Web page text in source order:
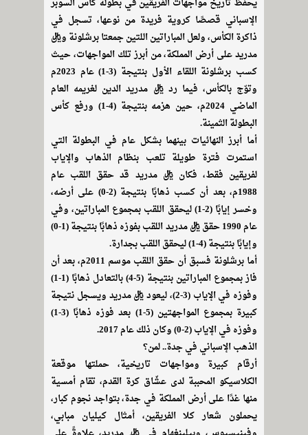
الإسباني قصصًا كروية فريدة من نوعها، تسجل في
ذاكرة الكأس، ولعل المباراتين اللتين جمعتا برشلونة وريال
مدريد على أرض المملكة، من أبرز تلك المواجهات، حيث
كسب برشلونة اللقاء الأول بنتيجة (3-1) عام 2023م
وتوّج بالكأس، فيما رد ريال مدريد الدين لغريمه العام
الماضي 2024م، حين هزمه بنتيجة (4-1) ورفع كأس
البطولة الثمينة.
أما أبرز النهائيات بينهما بشكل عام في البطولة التي
استمرت فترة طويلة تلعب بنظام الذهاب والإياب
لفريقين فقط، فكان ريال مدريد قد حقق اللقب عام
1988م، بعد أن كسب ذهابًا بنتيجة (2-0) على أرضه،
وخسر إيابًا (2-1) ليحقق اللقب بمجموع المباراتين، وفي
عام 1990 حقق ريال مدريد اللقب بفوزه ذهابًا بنتيجة (1-0)
وإيابًا بنتيجة (4-1) ليحقق اللقب بجدارة.
أما برشلونة فسبق أن حقق اللقب موسم 2011م، بعد أن
فاز بمجموع المباراتين بنتيجة (5-4) بالتعادل ذهابًا (1-1)
وفوزه في الإياب (3-2)، ليعود ريال مدريد ويسجل نتيجة
كبيرة بمجموع المواجهتين (5-1) بعد فوزه ذهابًا (3-1)
وفوزه في الإياب (2-0) وكان ذلك عام 2017.
الذهب الإسباني في جدة.. لمن؟
أرقام كبيرة ومواجهات تاريخية، حملتها موقعة
الكلاسيكو المحببة لدى عشّاق كرة القدم، تقام أمسية
منها غدًا على أرض المملكة في جدة، بتواجد نجوم كبار،
يحملون شعار كلا الفريقين، أمثال كيليان مبابي،